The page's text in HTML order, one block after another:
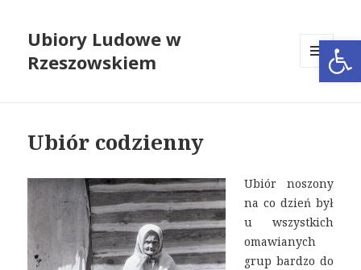
Ubiory Ludowe w
Rzeszowskiem
MENU
Ubiór codzienny
Ubiór noszony
na co dzień był
u wszystkich
omawianych
grup bardzo do